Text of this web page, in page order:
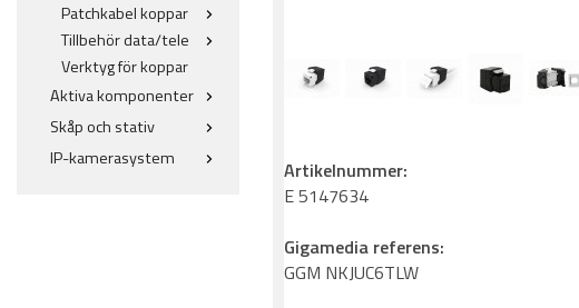
Patchkabel koppar
Tillbehör data/tele
Verktyg för koppar
Aktiva komponenter
Skåp och stativ
IP-kamerasystem
Artikelnummer:
E 5147634
Gigamedia referens:
GGM NKJUC6TLW